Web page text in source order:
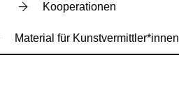
Kooperationen
Material für Kunstvermittler*innen